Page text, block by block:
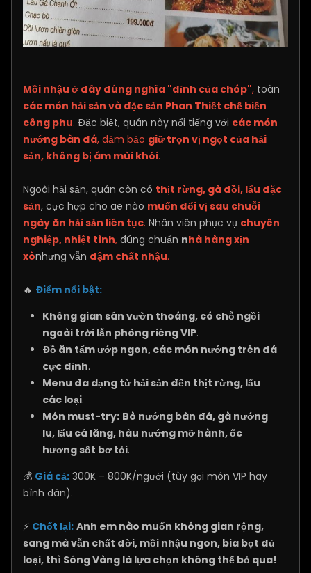
Mồi nhậu ở đây đúng nghĩa "đỉnh của chóp", toàn
các món hải sản và đặc sản Phan Thiết chế biến
công phu. Đặc biệt, quán này nổi tiếng với các món
nướng bàn đá, đảm bảo giữ trọn vị ngọt của hải
sản, không bị ám mùi khói.
Ngoài hải sản, quán còn có thịt rừng, gà đồi, lẩu đặc
sản, cực hợp cho ae nào muốn đổi vị sau chuỗi
ngày ăn hải sản liên tục. Nhân viên phục vụ chuyên
nghiệp, nhiệt tình, đúng chuẩn nhà hàng xịn
xònhưng vẫn đậm chất nhậu.
🔥 Điểm nổi bật:
Không gian sân vườn thoáng, có chỗ ngồi
ngoài trời lẫn phòng riêng VIP.
Đồ ăn tẩm ướp ngon, các món nướng trên đá
cực đỉnh.
Menu đa dạng từ hải sản đến thịt rừng, lẩu
các loại.
Món must-try: Bò nướng bàn đá, gà nướng
lu, lẩu cá lăng, hàu nướng mỡ hành, ốc
hương sốt bơ tỏi.
💰 Giá cả: 300K – 800K/người (tùy gọi món VIP hay
bình dân).
⚡ Chốt lại: Anh em nào muốn không gian rộng,
sang mà vẫn chất đời, mồi nhậu ngon, bia bọt đủ
loại, thì Sông Vàng là lựa chọn không thể bỏ qua!